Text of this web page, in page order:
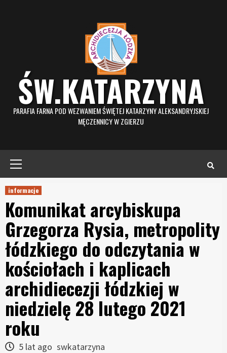
ŚW.KATARZYNA
PARAFIA FARNA POD WEZWANIEM ŚWIĘTEJ KATARZYNY ALEKSANDRYJSKIEJ
MĘCZENNICY W ZGIERZU
informacje
Komunikat arcybiskupa
Grzegorza Rysia, metropolity
łódzkiego do odczytania w
kościołach i kaplicach
archidiecezji łódzkiej w
niedzielę 28 lutego 2021
roku
5 lat ago swkatarzyna